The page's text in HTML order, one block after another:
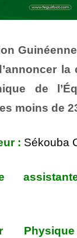
de
moins de
: Sékouba